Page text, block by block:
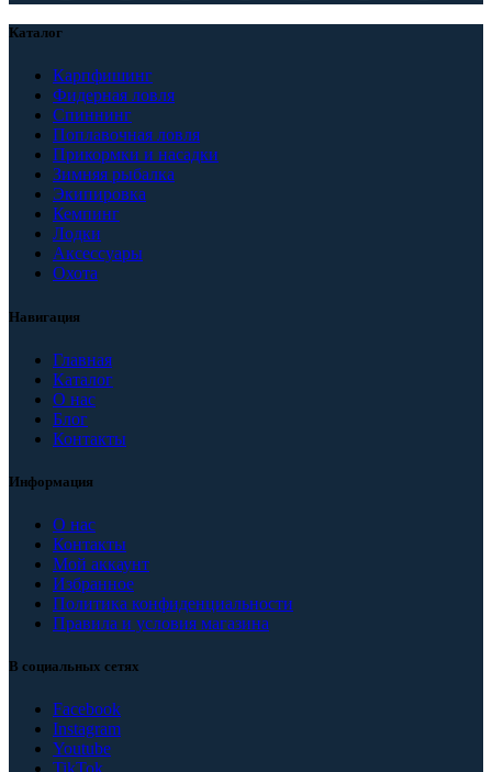
Каталог
Карпфишинг
Фидерная ловля
Спиннинг
Поплавочная ловля
Прикормки и насадки
Зимняя рыбалка
Экипировка
Кемпинг
Лодки
Аксессуары
Охота
Навигация
Главная
Каталог
О нас
Блог
Контакты
Информация
О нас
Контакты
Мой аккаунт
Избранное
Политика конфиденциальности
Правила и условия магазина
В социальных сетях
Facebook
Instagram
Youtube